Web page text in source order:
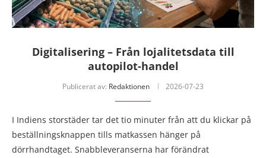
Digitalisering – Från lojalitetsdata till
autopilot-handel
Publicerat av: Redaktionen 2026-07-23
I Indiens storstäder tar det tio minuter från att du klickar på
beställningsknappen tills matkassen hänger på
dörrhandtaget. Snabbleveranserna har förändrat